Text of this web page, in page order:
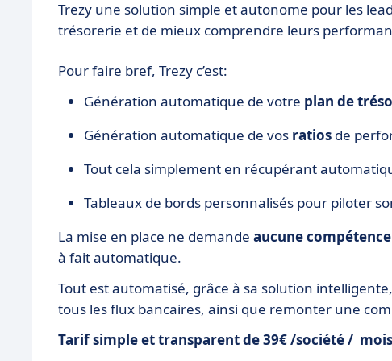
Trezy une solution simple et autonome pour les
trésorerie et de mieux comprendre leurs
Pour faire bref, Trezy c’est:
Génération automatique de votre plan de
Génération automatique de vos ratios de
Tout cela simplement en récupérant
Tableaux de bords personnalisés pour piloter
La mise en place ne demande aucune
à fait automatique.
Tout est automatisé, grâce à sa solution
tous les flux bancaires, ainsi que remonter une
Tarif simple et transparent de 39€ /société /